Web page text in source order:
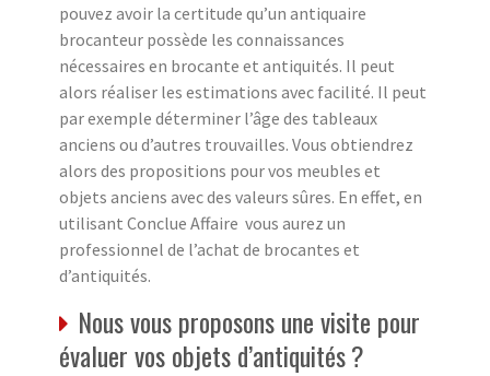
pouvez avoir la certitude qu’un antiquaire
brocanteur possède les connaissances
nécessaires en brocante et antiquités. Il peut
alors réaliser les estimations avec facilité. Il peut
par exemple déterminer l’âge des tableaux
anciens ou d’autres trouvailles. Vous obtiendrez
alors des propositions pour vos meubles et
objets anciens avec des valeurs sûres. En effet, en
utilisant Conclue Affaire vous aurez un
professionnel de l’achat de brocantes et
d’antiquités.
Nous vous proposons une visite pour
évaluer vos objets d’antiquités ?